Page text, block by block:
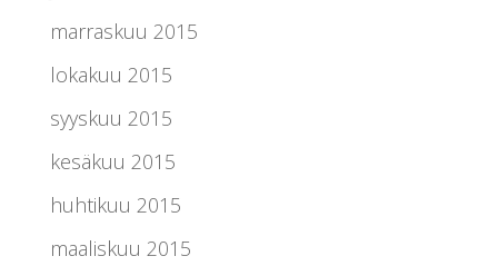
marraskuu 2015
lokakuu 2015
syyskuu 2015
kesäkuu 2015
huhtikuu 2015
maaliskuu 2015